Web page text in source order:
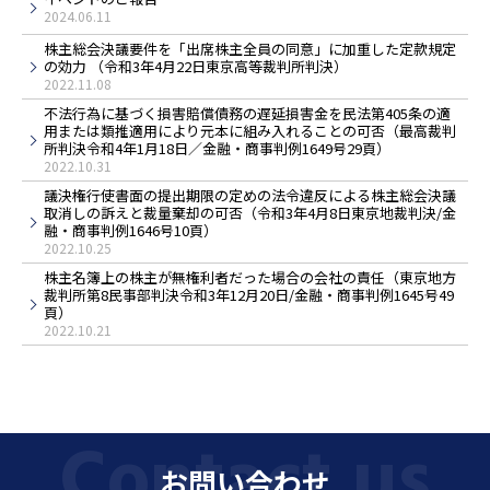
2024.06.11
株主総会決議要件を「出席株主全員の同意」に加重した定款規定
の効力 （令和3年4月22日東京高等裁判所判決）
2022.11.08
不法行為に基づく損害賠償債務の遅延損害金を民法第405条の適
用または類推適用により元本に組み入れることの可否（最高裁判
所判決令和4年1月18日／金融・商事判例1649号29頁）
2022.10.31
議決権行使書面の提出期限の定めの法令違反による株主総会決議
取消しの訴えと裁量棄却の可否（令和3年4月8日東京地裁判決/金
融・商事判例1646号10頁）
2022.10.25
株主名簿上の株主が無権利者だった場合の会社の責任（東京地方
裁判所第8民事部判決令和3年12月20日/金融・商事判例1645号49
頁）
2022.10.21